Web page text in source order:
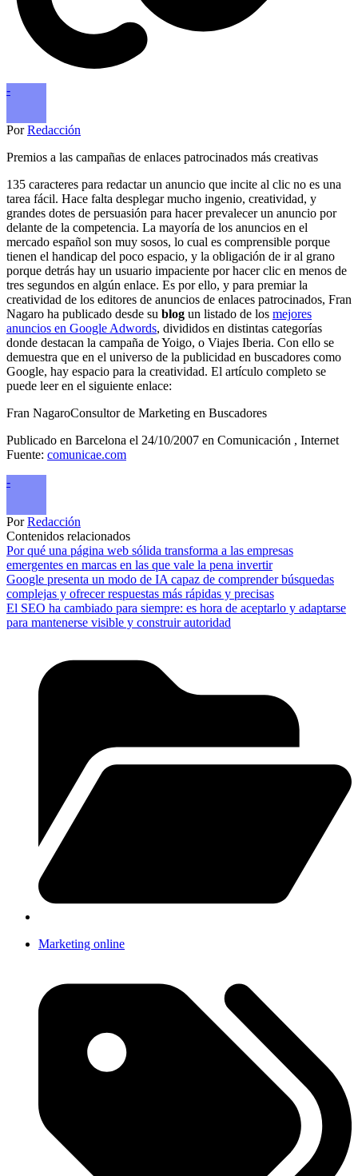
-
PorRedacción
Premios a las campañas de enlaces patrocinados más creativas
135 caracteres para redactar un anuncio que incite al clic no es una
tarea fácil. Hace falta desplegar mucho ingenio, creatividad, y
grandes dotes de persuasión para hacer prevalecer un anuncio por
delante de la competencia. La mayoría de los anuncios en el
mercado español son muy sosos, lo cual es comprensible porque
tienen el handicap del poco espacio, y la obligación de ir al grano
porque detrás hay un usuario impaciente por hacer clic en menos de
tres segundos en algún enlace. Es por ello, y para premiar la
creatividad de los editores de anuncios de enlaces patrocinados, Fran
Nagaro ha publicado desde su blog un listado de los mejores
anuncios en Google Adwords, divididos en distintas categorías
donde destacan la campaña de Yoigo, o Viajes Iberia. Con ello se
demuestra que en el universo de la publicidad en buscadores como
Google, hay espacio para la creatividad. El artículo completo se
puede leer en el siguiente enlace:
Fran NagaroConsultor de Marketing en Buscadores
Publicado en Barcelona el 24/10/2007 en Comunicación , Internet
Fuente: comunicae.com
-
PorRedacción
Contenidos relacionados
Por qué una página web sólida transforma a las empresas
emergentes en marcas en las que vale la pena invertir
Google presenta un modo de IA capaz de comprender búsquedas
complejas y ofrecer respuestas más rápidas y precisas
El SEO ha cambiado para siempre: es hora de aceptarlo y adaptarse
para mantenerse visible y construir autoridad
Marketing online